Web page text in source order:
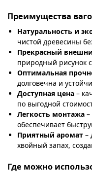
Преимущества
Натуральность и
чистой древесины
Прекрасный
природный рисунок
Оптимальная
долговечна и
Доступная цена –
по выгодной
Легкость монтажа
обеспечивает
Приятный аромат –
хвойный запах,
Где можно